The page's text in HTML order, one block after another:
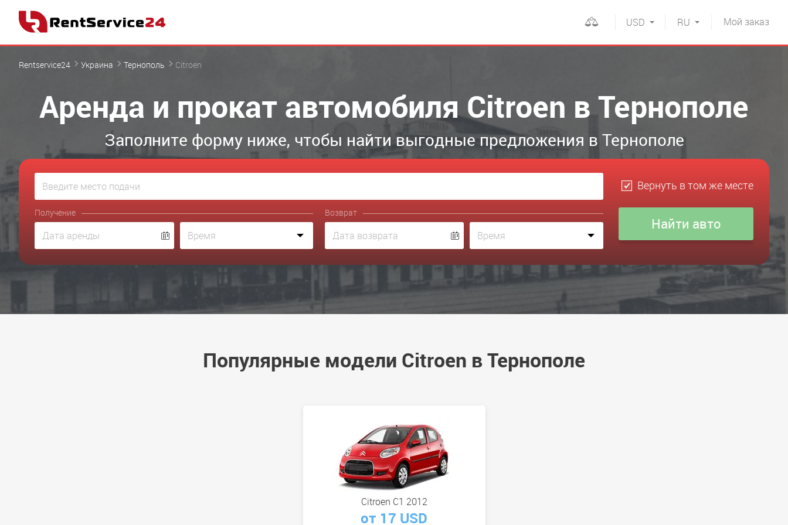
Мой заказ
RU
USD
Rentservice24 Украина Тернополь Citroen
Аренда и прокат автомобиля Citroen в Тернополе
Заполните форму ниже, чтобы найти выгодные предложения в Тернополе
Вернуть в том же месте
Получение Возврат
Популярные модели Citroen в Тернополе
Citroen C1 2012
от 17 USD